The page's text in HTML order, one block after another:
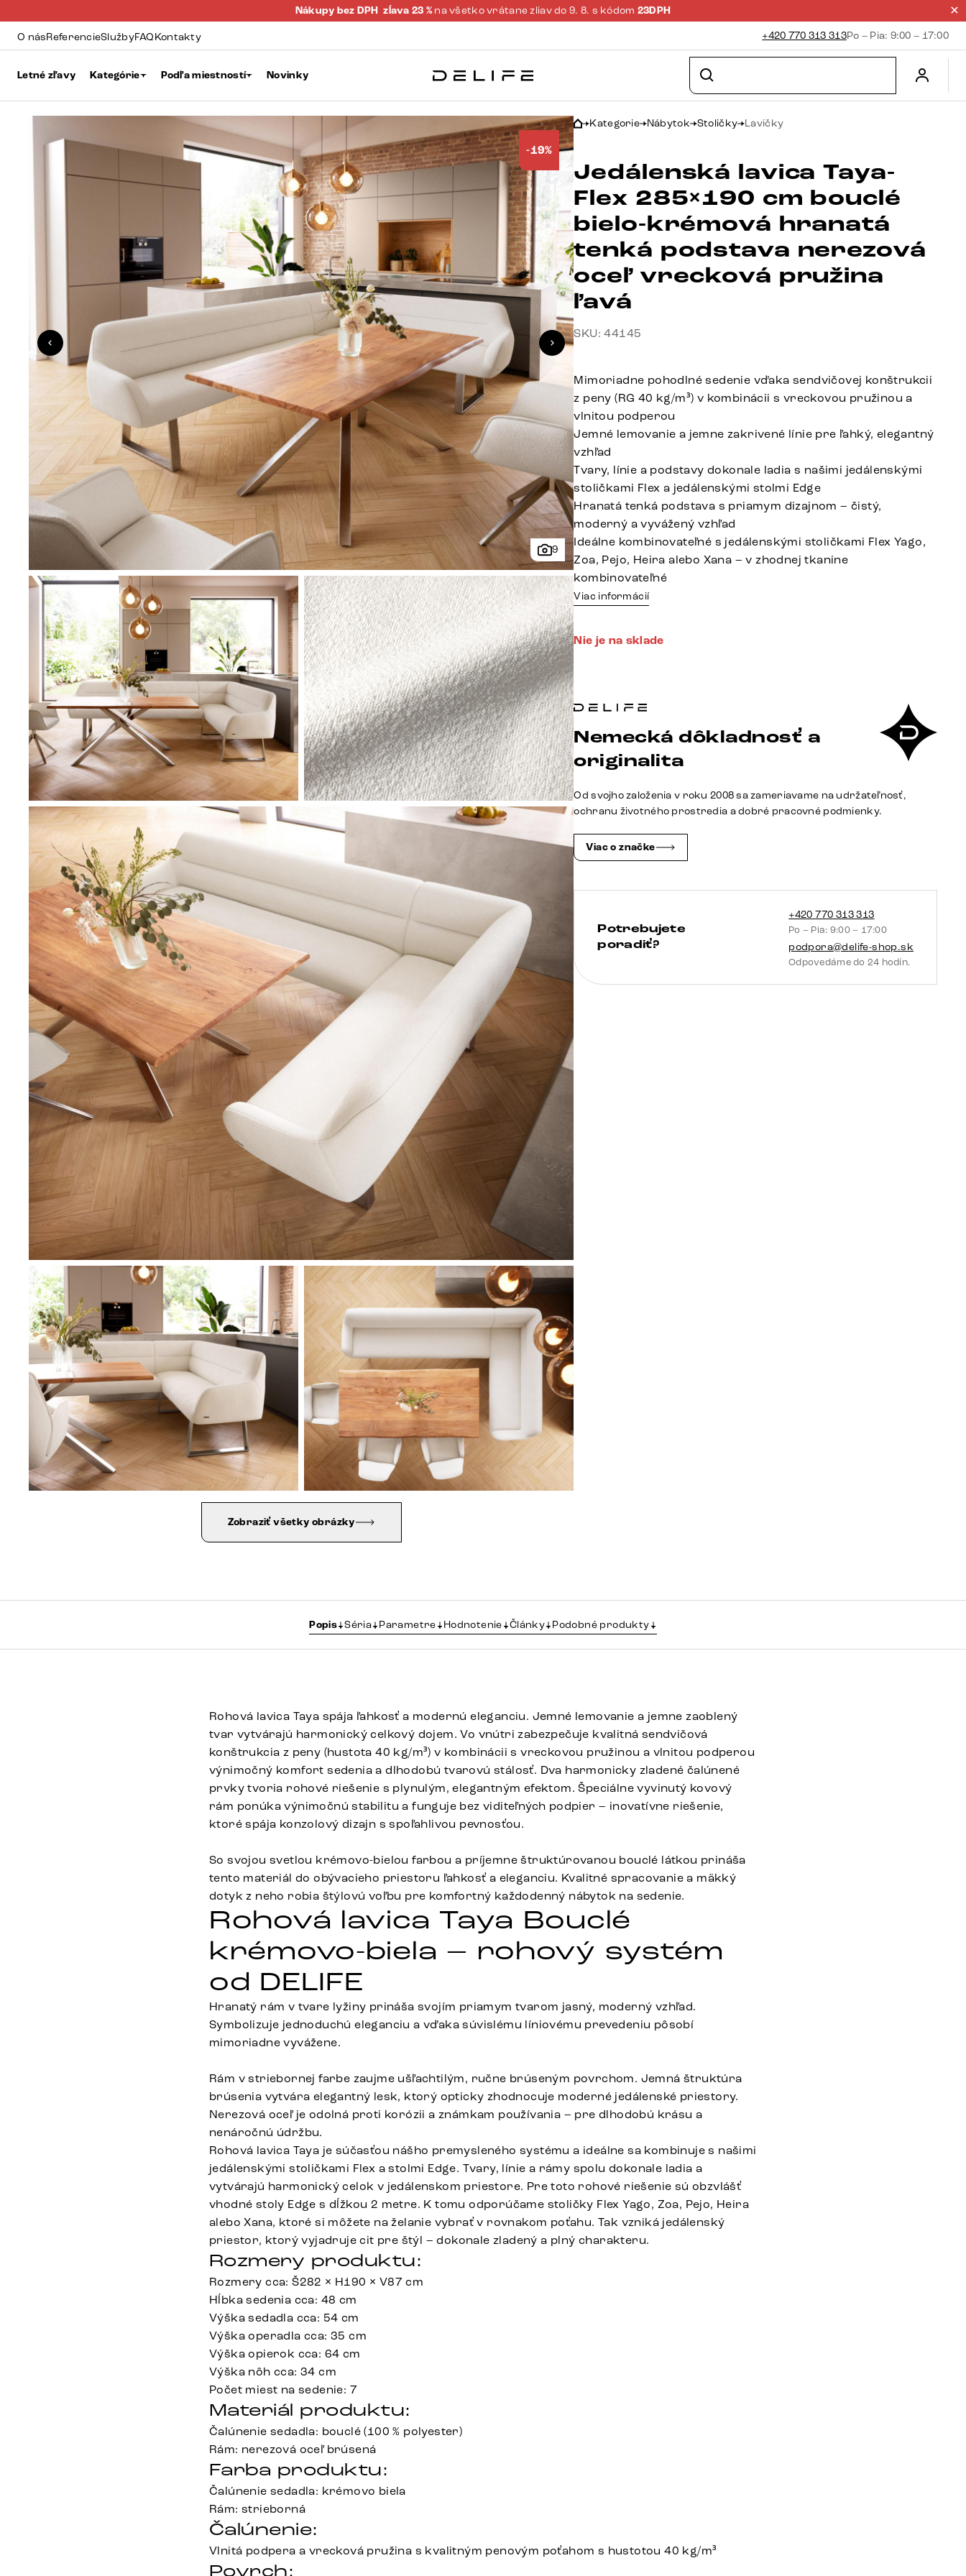
Nákupy bez DPH zĺava 23 % na všetko vrátane zliav do 9. 8. s kódom 23DPH
O násReferencieSlužbyFAQKontakty +420 770 313 313Po – Pia: 9:00 – 17:00
Letné zľavy Kategórie Podľa miestností Novinky
9
-19%
Zobraziť všetky obrázky
Kategorie Nábytok Stoličky Lavičky
Jedálenská lavica Taya-
Flex 285×190 cm bouclé
bielo-krémová hranatá
tenká podstava nerezová
oceľ vrecková pružina
ľavá
SKU: 44145
Mimoriadne pohodlné sedenie vďaka sendvičovej konštrukcii
z peny (RG 40 kg/m³) v kombinácii s vreckovou pružinou a
vlnitou podperou
Jemné lemovanie a jemne zakrivené línie pre ľahký, elegantný
vzhľad
Tvary, línie a podstavy dokonale ladia s našimi jedálenskými
stoličkami Flex a jedálenskými stolmi Edge
Hranatá tenká podstava s priamym dizajnom – čistý,
moderný a vyvážený vzhľad
Ideálne kombinovateľné s jedálenskými stoličkami Flex Yago,
Zoa, Pejo, Heira alebo Xana – v zhodnej tkanine
kombinovateľné
Viac informácií
Nie je na sklade
Nemecká dôkladnosť a
originalita
Od svojho založenia v roku 2008 sa zameriavame na udržateľnosť,
ochranu životného prostredia a dobré pracovné podmienky.
Viac o značke
Potrebujete
poradiť?
+420 770 313 313
Po – Pia: 9:00 – 17:00
podpora@delife-shop.sk
Odpovedáme do 24 hodín.
Popis Séria Parametre Hodnotenie Články Podobné produkty
Rohová lavica Taya spája ľahkosť a modernú eleganciu. Jemné lemovanie a jemne zaoblený
tvar vytvárajú harmonický celkový dojem. Vo vnútri zabezpečuje kvalitná sendvičová
konštrukcia z peny (hustota 40 kg/m³) v kombinácii s vreckovou pružinou a vlnitou podperou
výnimočný komfort sedenia a dlhodobú tvarovú stálosť. Dva harmonicky zladené čalúnené
prvky tvoria rohové riešenie s plynulým, elegantným efektom. Špeciálne vyvinutý kovový
rám ponúka výnimočnú stabilitu a funguje bez viditeľných podpier – inovatívne riešenie,
ktoré spája konzolový dizajn s spoľahlivou pevnosťou.
So svojou svetlou krémovo-bielou farbou a príjemne štruktúrovanou bouclé látkou prináša
tento materiál do obývacieho priestoru ľahkosť a eleganciu. Kvalitné spracovanie a mäkký
dotyk z neho robia štýlovú voľbu pre komfortný každodenný nábytok na sedenie.
Rohová lavica Taya Bouclé
krémovo-biela – rohový systém
od DELIFE
Hranatý rám v tvare lyžiny prináša svojím priamym tvarom jasný, moderný vzhľad.
Symbolizuje jednoduchú eleganciu a vďaka súvislému líniovému prevedeniu pôsobí
mimoriadne vyvážene.
Rám v striebornej farbe zaujme ušľachtilým, ručne brúseným povrchom. Jemná štruktúra
brúsenia vytvára elegantný lesk, ktorý opticky zhodnocuje moderné jedálenské priestory.
Nerezová oceľ je odolná proti korózii a známkam používania – pre dlhodobú krásu a
nenáročnú údržbu.
Rohová lavica Taya je súčasťou nášho premysleného systému a ideálne sa kombinuje s našimi
jedálenskými stoličkami Flex a stolmi Edge. Tvary, línie a rámy spolu dokonale ladia a
vytvárajú harmonický celok v jedálenskom priestore. Pre toto rohové riešenie sú obzvlášť
vhodné stoly Edge s dĺžkou 2 metre. K tomu odporúčame stoličky Flex Yago, Zoa, Pejo, Heira
alebo Xana, ktoré si môžete na želanie vybrať v rovnakom poťahu. Tak vzniká jedálenský
priestor, ktorý vyjadruje cit pre štýl – dokonale zladený a plný charakteru.
Rozmery produktu:
Rozmery cca: Š282 × H190 × V87 cm
Hĺbka sedenia cca: 48 cm
Výška sedadla cca: 54 cm
Výška operadla cca: 35 cm
Výška opierok cca: 64 cm
Výška nôh cca: 34 cm
Počet miest na sedenie: 7
Materiál produktu:
Čalúnenie sedadla: bouclé (100 % polyester)
Rám: nerezová oceľ brúsená
Farba produktu:
Čalúnenie sedadla: krémovo biela
Rám: strieborná
Čalúnenie:
Vlnitá podpera a vrecková pružina s kvalitným penovým poťahom s hustotou 40 kg/m³
Povrch: